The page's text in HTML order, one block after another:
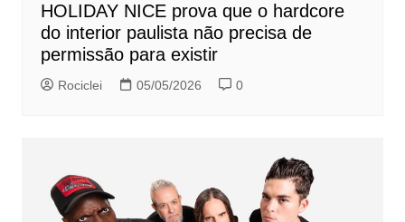
HOLIDAY NICE prova que o hardcore
do interior paulista não precisa de
permissão para existir
Rociclei 05/05/2026 0